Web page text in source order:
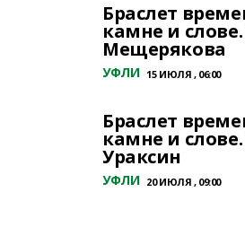
Браслет
камне и
Мещерякова
УФЛИ 15 ИЮЛЯ , 06:00
Браслет
камне и
Ураксин
УФЛИ 20 ИЮЛЯ , 09:00